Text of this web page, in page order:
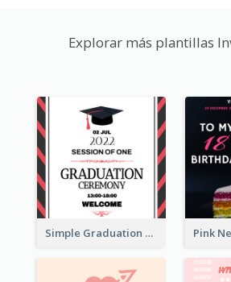
Explorar más plantillas
Simple Graduation Ceremony Invitation Design Template